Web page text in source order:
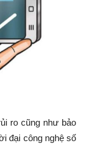
ro cũng như bảo
đại công nghệ số